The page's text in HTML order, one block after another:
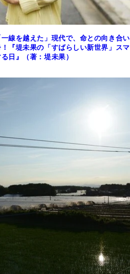
線を越えた」現代で、命との向き合い
『堤未果の「すばらしい新世界」スマ
日』（著：堤未果）